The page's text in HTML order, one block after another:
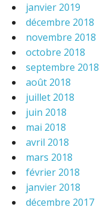
janvier 2019
décembre 2018
novembre 2018
octobre 2018
septembre 2018
août 2018
juillet 2018
juin 2018
mai 2018
avril 2018
mars 2018
février 2018
janvier 2018
décembre 2017